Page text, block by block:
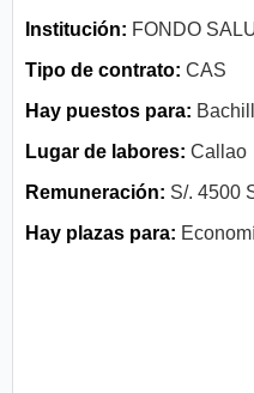
Institución: FONDO
Tipo de contrato: CAS
Hay puestos para:
Lugar de labores: Callao
Remuneración: S/. 4500
Hay plazas para: